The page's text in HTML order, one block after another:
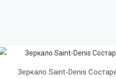
Зеркало Saint-Denis